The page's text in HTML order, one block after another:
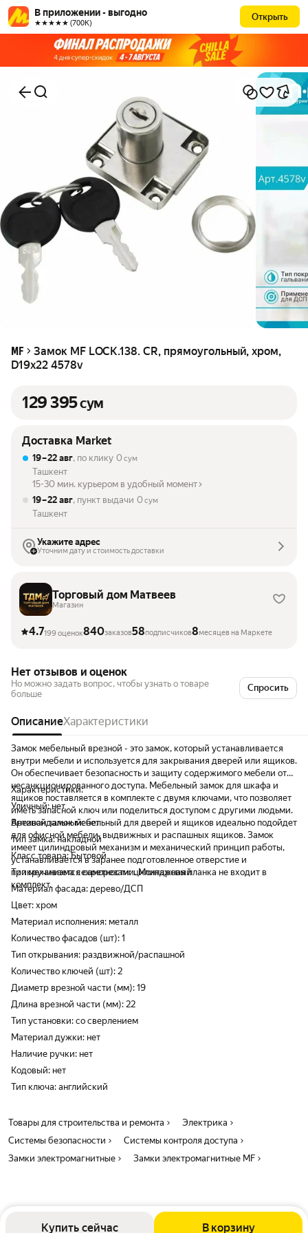
В приложении - выгодно
★★★★★ (700К)
Открыть
Купить сейчас В корзину
MF
Замок MF LOCK.138. CR, прямоугольный, хром,
D19x22 4578v
129 395сум
Доставка Market
19 – 22 авг, по клику 0 сум
Ташкент
15-30 мин. курьером в удобный момент
19 – 22 авг, пункт выдачи 0 сум
Ташкент
Укажите адрес
Уточним дату и стоимость доставки
Торговый дом Матвеев
Магазин
4.7199 оценок840заказов58подписчиков8месяцев на Маркете
Нет отзывов и оценок
Но можно задать вопрос, чтобы узнать о товаре
больше
Спросить
ОписаниеХарактеристики
Замок мебельный врезной - это замок, который устанавливается
внутри мебели и используется для закрывания дверей или ящиков.
Он обеспечивает безопасность и защиту содержимого мебели от
несанкционированного доступа. Мебельный замок для шкафа и
ящиков поставляется в комплекте с двумя ключами, что позволяет
иметь запасной ключ или поделиться доступом с другими людьми.
Врезной замок мебельный для дверей и ящиков идеально подойдет
для офисной мебели, выдвижных и распашных ящиков. Замок
имеет цилиндровый механизм и механический принцип работы,
устанавливается в заранее подготовленное отверстие и
прикручивается саморезами. Монтажная планка не входит в
комплект.
Характеристики:
Уличный: нет
Антивандальный: нет
Тип замка: накладной
Класс товара: Бытовой
Тип механизма секретности: цилиндровый
Материал фасада: дерево/ДСП
Цвет: хром
Материал исполнения: металл
Количество фасадов (шт): 1
Тип открывания: раздвижной/распашной
Количество ключей (шт): 2
Диаметр врезной части (мм): 19
Длина врезной части (мм): 22
Тип установки: со сверлением
Материал дужки: нет
Наличие ручки: нет
Кодовый: нет
Тип ключа: английский
Товары для строительства и ремонта
Электрика
Системы безопасности
Системы контроля доступа
Замки электромагнитные
Замки электромагнитные MF